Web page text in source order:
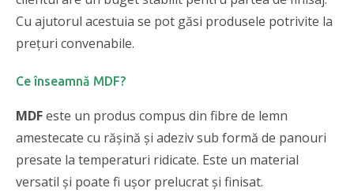
Cu ajutorul acestuia se pot găsi produsele potrivite la
prețuri convenabile.
Ce înseamnă MDF?
MDFeste un produs compus din fibre de lemn
amestecate cu rășină și adeziv sub formă de panouri
presate la temperaturi ridicate. Este un material
versatil și poate fi ușor prelucrat și finisat.